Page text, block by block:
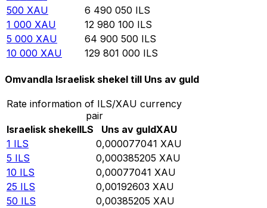
500 XAU 6 490 050 ILS
1 000 XAU 12 980 100 ILS
5 000 XAU 64 900 500 ILS
10 000 XAU 129 801 000 ILS
Omvandla Israelisk shekel till Uns av guld
Rate information of ILS/XAU currency
pair
Israelisk shekelILS Uns av guldXAU
1 ILS 0,000077041 XAU
5 ILS 0,000385205 XAU
10 ILS 0,00077041 XAU
25 ILS 0,00192603 XAU
50 ILS 0,00385205 XAU